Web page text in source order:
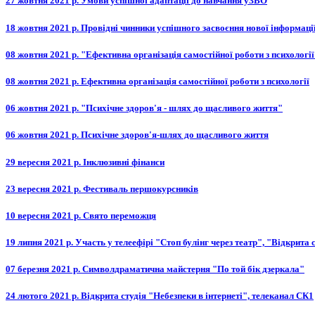
18 жовтня 2021 р. Провідні чинники успішного засвоєння нової
08 жовтня 2021 р. "Ефективна організація самостійної роботи з
08 жовтня 2021 р. Ефективна організація самостійної роботи з психології
06 жовтня 2021 р. "Психічне здоров'я - шлях до щасливого життя"
06 жовтня 2021 р. Психічне здоров'я-шлях до щасливого життя
29 вересня 2021 р. Інклюзивні фінанси
23 вересня 2021 р. Фестиваль першокурсників
10 вересня 2021 р. Свято переможця
19 липня 2021 р. Участь у телеефірі "Стоп булінг через театр", "Відкрита
07 березня 2021 р. Символдраматична майстерня "По той бік дзеркала"
24 лютого 2021 р. Відкрита студія "Небезпеки в інтернеті", телеканал СК1